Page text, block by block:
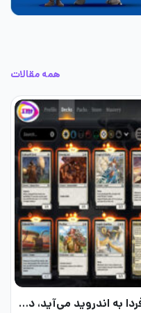
همه مقالات
Magic: The Gathering Arena فردا به اندروید می‌آید، در اینجا به آنچه انتظار می‌رود می‌پردازیم!